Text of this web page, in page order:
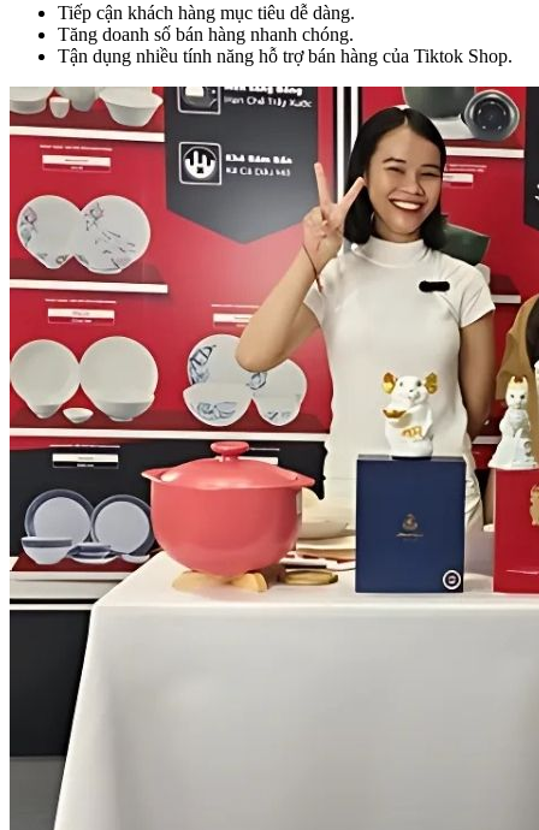
Tiếp cận khách hàng mục tiêu dễ dàng.
Tăng doanh số bán hàng nhanh chóng.
Tận dụng nhiều tính năng hỗ trợ bán hàng của Tiktok Shop.